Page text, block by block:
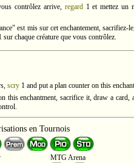
contrôlez arrive, regard1et mettez un
est mis sur cet enchantement, sacrifiez-
chaque créature que vous contrôlez.
scry 1 and put a plan counter on this
this enchantment, sacrifice it, draw a card,
en Tournois
MTG Arena